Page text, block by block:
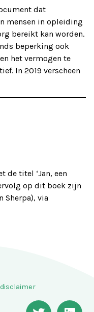
dat
mensen in opleiding
bereikt kan worden.
beperking ook
het vermogen te
In 2019 verscheen
de titel ‘Jan, een
op dit boek zijn
Sherpa), via